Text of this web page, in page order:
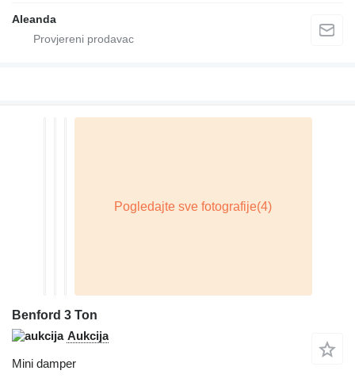
Aleanda
Benford 3 Ton
Aukcija
Mini damper